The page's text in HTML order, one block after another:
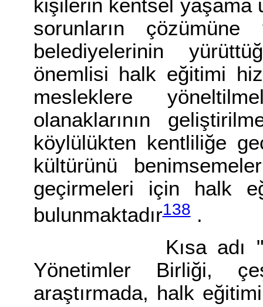
kişilerin kentsel yaşama
sorunların
belediyelerinin
önemlisi halk eğitimi
mesleklere
olanaklarının
köylülükten kentliliğe
kültürünü
geçirmeleri için halk
bulunmaktadır138.
Kısa adı "IULA"
Yönetimler Birliği,
araştırmada, halk